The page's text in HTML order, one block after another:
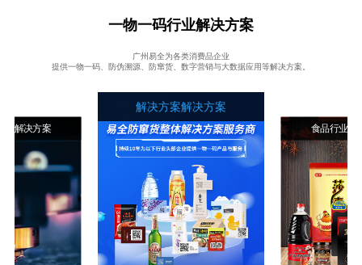
一物一码行业解决方案
广州易全为各类消费品企业
提供一物一码、防伪溯源、防窜货、数字营销与大数据应用等解决方案。
业解决方案
解决方案解决方案
食品行业解